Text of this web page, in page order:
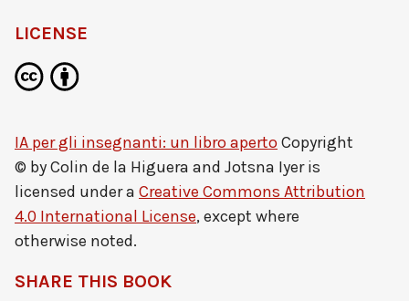
LICENSE
IA per gli insegnanti: un libro apertoCopyright
© byColin de la Higuera and Jotsna Iyeris
licensed under a Creative Commons Attribution
4.0 International License, except where
otherwise noted.
SHARE THIS BOOK